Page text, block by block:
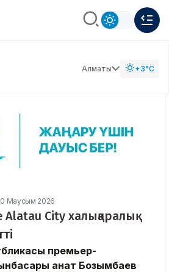
Алматы +3°C
Маусым 2026
City халықаралық
премьер-
Қанат Бозымбаев